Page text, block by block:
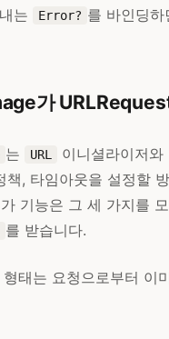
는
Error? 를 바인딩하
가
는 URL
이니셜라이저
책, 타임아웃을 설정할
기능은 그 세 가지를
를 받습니다.
태는 요청으로부터 이